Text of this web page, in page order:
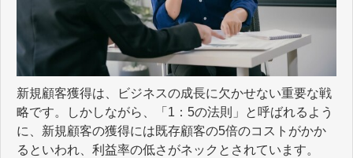
新規顧客獲得は、ビジネスの成長に欠かせない重要な戦
略です。しかしながら、「1：5の法則」と呼ばれるよう
に、新規顧客の獲得には既存顧客の5倍のコストがかか
るといわれ、利益率の低さがネックとされています。